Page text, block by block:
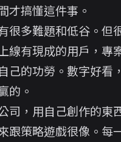
才搞懂這件事。
很多難題和低谷。但
線有現成的用戶，專
己的功勞。數字好看
的。
司，用自己創作的東
跟策略遊戲很像。每